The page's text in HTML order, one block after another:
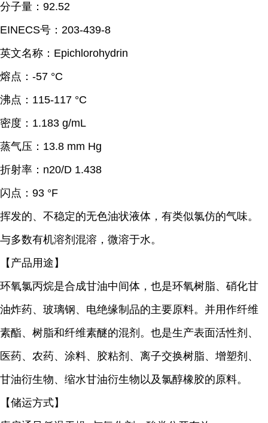
分子量：92.52
EINECS号：203-439-8
英文名称：Epichlorohydrin
熔点： -57 °C
沸点： 115-117 °C
密度： 1.183 g/mL
蒸气压： 13.8 mm Hg
折射率： n20/D 1.438
闪点： 93 °F
挥发的、不稳定的无色油状液体，有类似氯仿的气味。
与多数有机溶剂混溶，微溶于水。
【产品用途】
环氧氯丙烷是合成甘油中间体，也是环氧树脂、硝化甘
油炸药、玻璃钢、电绝缘制品的主要原料。并用作纤维
素酯、树脂和纤维素醚的混剂。也是生产表面活性剂、
医药、农药、涂料、胶粘剂、离子交换树脂、增塑剂、
甘油衍生物、缩水甘油衍生物以及氯醇橡胶的原料。
【储运方式】